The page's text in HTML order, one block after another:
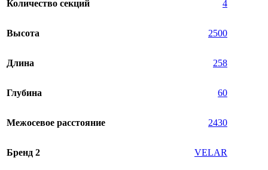
Количество секций 4
Высота 2500
Длина 258
Глубина 60
Межосевое расстояние 2430
Бренд 2 VELAR